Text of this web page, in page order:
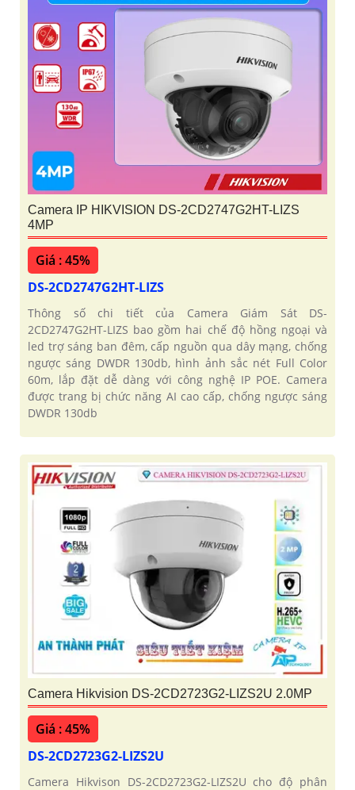
Camera IP HIKVISION DS-2CD2747G2HT-LIZS
4MP
Giá : 45%
DS-2CD2747G2HT-LIZS
Thông số chi tiết của Camera Giám Sát DS-
2CD2747G2HT-LIZS bao gồm hai chế độ hồng ngoại và
led trợ sáng ban đêm, cấp nguồn qua dây mạng, chống
ngược sáng DWDR 130db, hình ảnh sắc nét Full Color
60m, lắp đặt dễ dàng với công nghệ IP POE. Camera
được trang bị chức năng AI cao cấp, chống ngược sáng
DWDR 130db
Camera Hikvision DS-2CD2723G2-LIZS2U 2.0MP
Giá : 45%
DS-2CD2723G2-LIZS2U
Camera Hikvison DS-2CD2723G2-LIZS2U cho độ phân